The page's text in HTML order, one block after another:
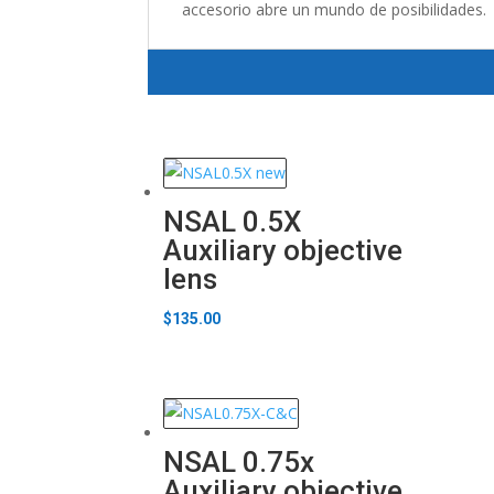
accesorio abre un mundo de posibilidades.
NSAL 0.5X
Auxiliary objective
lens
$135.00
NSAL 0.75x